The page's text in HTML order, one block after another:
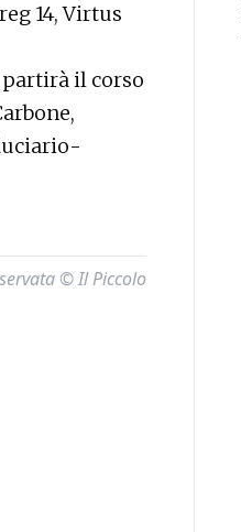
14, Virtus
il corso
© Il Piccolo